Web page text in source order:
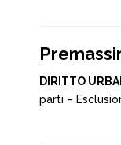
DIRITTO
parti –